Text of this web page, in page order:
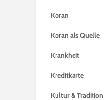
Koran
Koran als Quelle
Krankheit
Kreditkarte
Kultur & Tradition